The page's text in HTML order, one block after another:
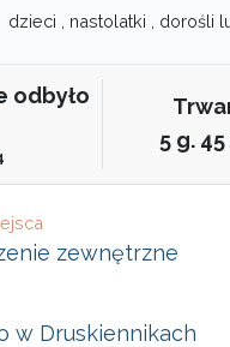
dzieci , nastolatki , dorośli
odbyło
5 g.
zewnętrzne
w Druskiennikach